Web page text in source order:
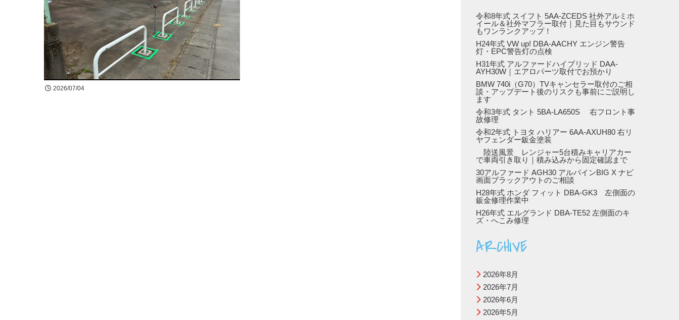
2026/07/04
令和8年式 スイフト 5AA-ZCEDS 社外アルミホ
イール＆社外マフラー取付｜見た目もサウンド
もワンランクアップ！
H24年式 VW up! DBA-AACHY エンジン警告
灯・EPC警告灯の点検
H31年式 アルファードハイブリッド DAA-
AYH30W｜エアロパーツ取付でお預かり
BMW 740i（G70）TVキャンセラー取付のご相
談・アップデート後のリスクも事前にご説明し
ます
令和3年式 タント 5BA-LA650S 右フロント事
故修理
令和2年式 トヨタ ハリアー 6AA-AXUH80 右リ
ヤフェンダー鈑金塗装
陸送風景 レンジャー5台積みキャリアカー
で車両引き取り｜積み込みから固定確認まで
30アルファード AGH30 アルパインBIG X ナビ
画面ブラックアウトのご相談
H28年式 ホンダ フィット DBA-GK3 左側面の
鈑金修理作業中
H26年式 エルグランド DBA-TE52 左側面のキ
ズ・へこみ修理
ARCHIVE
2026年8月
2026年7月
2026年6月
2026年5月